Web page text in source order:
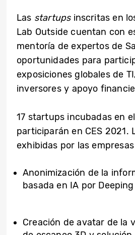
Las startupsinscritas en
Lab Outside cuentan con
mentoría de expertos de
oportunidades para
exposiciones globales de
inversores y apoyo
17 startups incubadas en
participarán en CES 2021.
exhibidas por las
Anonimización de la
basada en IA por
Creación de avatar de la